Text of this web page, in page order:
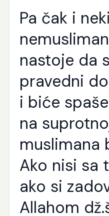
Pa čak i neki
nastoje da
pravedni
i biće
na
muslimana
Ako nisi sa
ako si
Allahom